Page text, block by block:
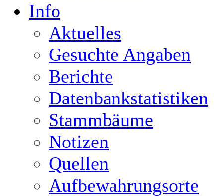
Info
Aktuelles
Gesuchte Angaben
Berichte
Datenbankstatistiken
Stammbäume
Notizen
Quellen
Aufbewahrungsorte